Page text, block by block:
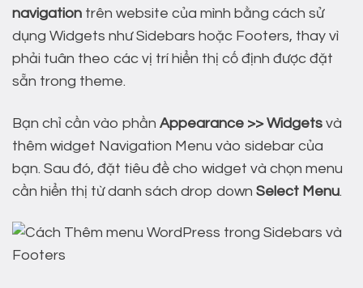
navigation trên website của mình bằng cách sử
dụng Widgets như Sidebars hoặc Footers, thay vì
phải tuân theo các vị trí hiển thị cố định được đặt
sẵn trong theme.
Bạn chỉ cần vào phần Appearance >> Widgets và
thêm widget Navigation Menu vào sidebar của
bạn. Sau đó, đặt tiêu đề cho widget và chọn menu
cần hiển thị từ danh sách drop down Select Menu.